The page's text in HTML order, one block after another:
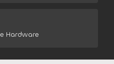
Hardware